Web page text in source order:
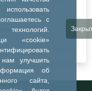
с
«cookie»
улучшить
об
сайта,
города